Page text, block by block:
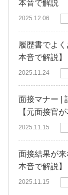
本音で解説
2025.12.06
履歴書でよ
本音で解説】
2025.11.24
面接マナー |
【元面接官
2025.11.15
面接結果が
本音で解説】
2025.11.15